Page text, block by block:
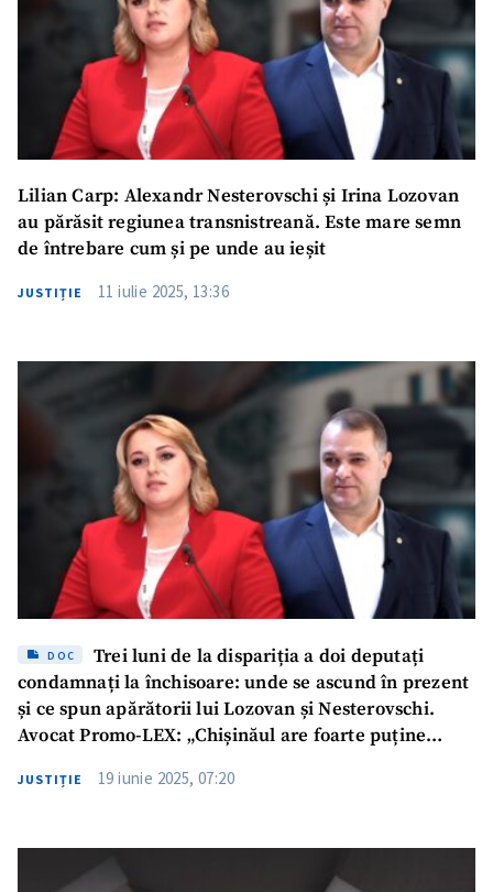
Trimite o informație
Despre ZdG
in English
на русском
Lilian Carp: Alexandr Nesterovschi și Irina Lozovan
au părăsit regiunea transnistreană. Este mare semn
de întrebare cum și pe unde au ieșit
JUSTIȚIE 11 iulie 2025, 13:36
DOC
Trei luni de la dispariția a doi deputați
condamnați la închisoare: unde se ascund în prezent
și ce spun apărătorii lui Lozovan și Nesterovschi.
Avocat Promo-LEX: „Chișinăul are foarte puține
JUSTIȚIE 19 iunie 2025, 07:20